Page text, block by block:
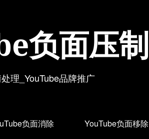
负面压制
理_YouTube品牌推广
负面消除 YouTube负面移除